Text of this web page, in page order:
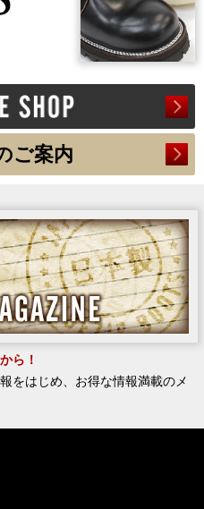
ご案内
ら！
をはじめ、お得な情報満載のメ